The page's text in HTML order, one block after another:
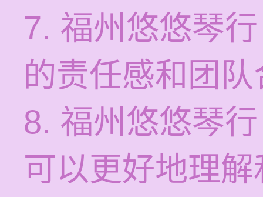
7. 福州悠悠琴
的责任感和团
8. 福州悠悠琴
可以更好地理